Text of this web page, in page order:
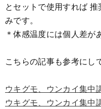
とセットで使用すれば
みです。
＊体感温度には個人差が
こちらの記事も参考にし
ウキグモ、ウンカイ集中
ウキグモ、ウンカイ集中